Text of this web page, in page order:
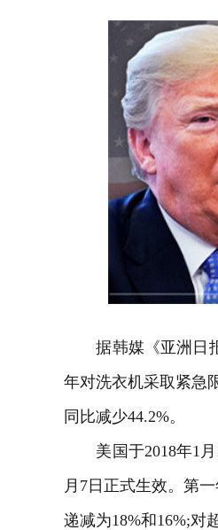
据韩媒《亚洲日报
年对洗衣机采取紧急
同比减少44.2%。
美国于2018年1月
月7日正式生效。第
递减为18%和16%;对